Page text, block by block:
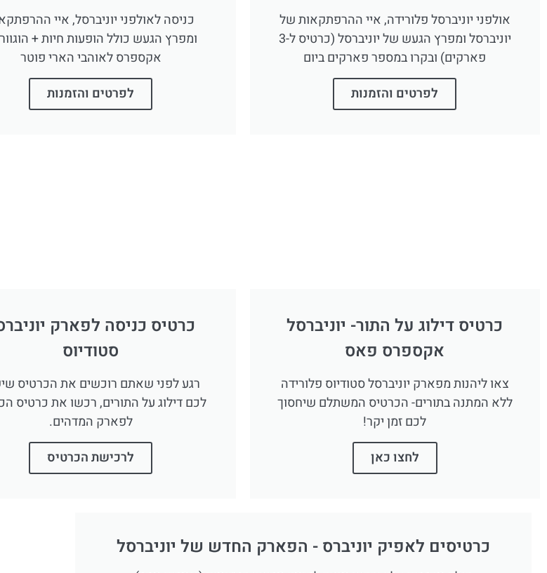
אולפני יוניברסל פלורידה, איי ההרפתקאות של
יוניברסל ומפרץ הגעש של יוניברסל (כרטיס ל-3
פארקים) ובקרו במספר פארקים ביום
לפרטים והזמנות
כרטיס דילוג על התור- יוניברסל
אקספרס פאס
צאו ליהנות מפארק יוניברסל סטודיוס פלורידה
ללא המתנה בתורים- הכרטיס המשתלם שיחסוך
לכם זמן יקר!
לחצו כאן
כניסה לאולפני יוניברסל, איי
ומפרץ הגעש כולל הופעות חיות +
אקספרס לאוהבי הארי פוטר
לפרטים והזמנות
כרטיס כניסה לפארק
סטודיוס
רגע לפני שאתם רוכשים את הכרטיס
לכם דילוג על התורים, רכשו את כרטיס
לפארק המדהים.
לרכישת הכרטיס
כרטיסים לאפיק יוניברס - הפארק החדש של יוניברסל